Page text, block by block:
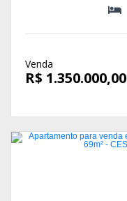
Venda
R$ 1.350.000,00